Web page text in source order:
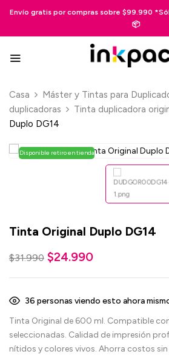
por compras sobre $99.990 *Sólo
Casa Máster y Tintas para
duplicadoras
Tinta duplicadora
Duplo DG14
Disponible retiro en tienda
Tinta Original Duplo DG14
$31.990 $24.990
36 personas viendo esto ahora
Tinta Original de 600 ml. Compatible
seleccionadas. Calidad de impresión
nítidos y colores vivos. Ahorra costos